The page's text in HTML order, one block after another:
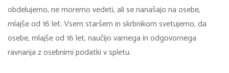
obdelujemo, ne moremo vedeti, ali se nanašajo na osebe,
mlajše od 16 let. Vsem staršem in skrbnikom svetujemo, da
osebe, mlajše od 16 let, naučijo varnega in odgovornega
ravnanja z osebnimi podatki v spletu.